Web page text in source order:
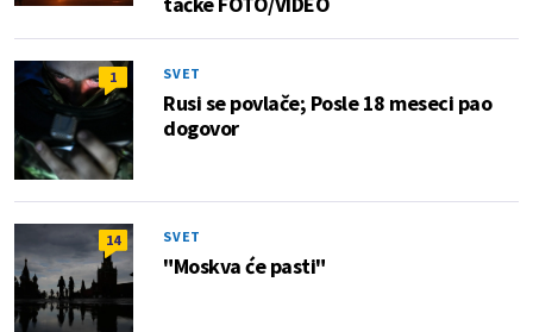
1 SVET
Rusi se povlače; Posle 18 meseci pao
dogovor
14 SVET
"Moskva će pasti"